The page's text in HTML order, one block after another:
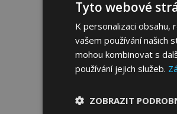
Tyto webové
K personalizaci obsahu,
vašem používání našich
mohou kombinovat s
používání jejich služeb.
ZOBRAZIT